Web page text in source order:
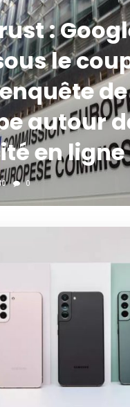
:
le
de
autour
en ligne
0